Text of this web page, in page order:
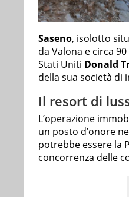
Saseno, isolotto
da Valona e circa
Stati Uniti Donald
della sua società
Il resort di
L’operazione
un posto d’onore
potrebbe essere la
concorrenza delle